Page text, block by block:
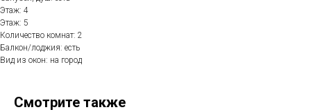
Этаж: 4
Этаж: 5
Количество комнат: 2
Балкон/лоджия: есть
Вид из окон: на город
Смотрите также